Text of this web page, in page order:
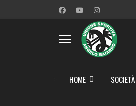
HOME SOCIETÀ